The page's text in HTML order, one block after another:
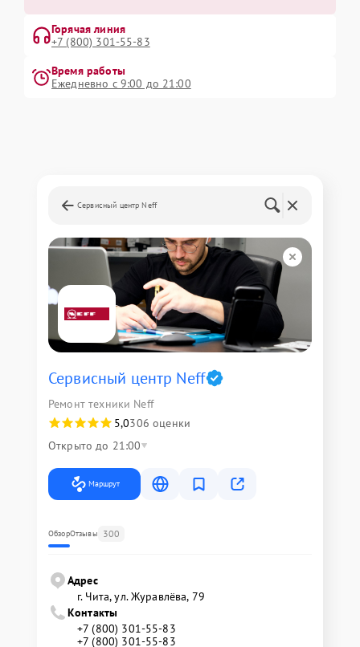
Горячая линия
+7 (800) 301-55-83
Время работы
Ежедневно с 9:00 до 21:00
Сервисный центр Neff
Сервисный центр Neff
Ремонт техники Neff
5,0306 оценки
Открыто до 21:00
Маршрут
ОбзорОтзывы 300
Адрес
г. Чита, ул. Журавлёва, 79
Контакты
+7 (800) 301-55-83
+7 (800) 301-55-83